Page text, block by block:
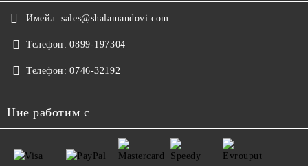
Имейл: sales@shalamandovi.com
Телефон: 0899-197304
Телефон: 0746-32192
Ние работим с